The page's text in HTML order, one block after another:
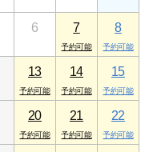
6 7 8
13 14 15
20 21 22